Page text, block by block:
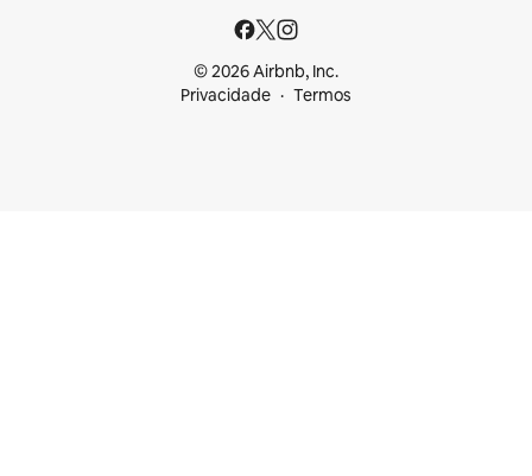
© 2026 Airbnb, Inc.
Privacidade
Termos